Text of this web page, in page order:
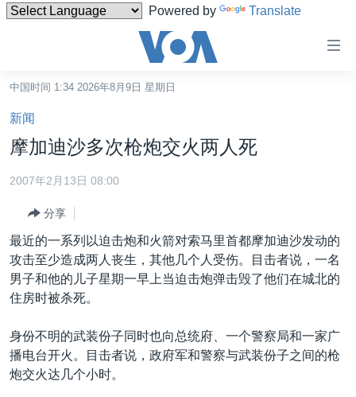
Powered by Translate
碍
链
接
跳
转
容
转
跳
转
港澳
国际
最新国际新闻
印太
中东
欧洲
分类新闻
经济·金融·贸易
人权·法律·宗教
科教·文娱·体健
美中关系
热点专题
白宫要闻
VOA视频
中国时间 1:34 2026年8月9日 星期日
新闻
摩加迪沙多次枪炮交火两人死
2007年2月13日 08:00
分享
最近的一系列以迫击炮和火箭对索马里首都摩加迪沙发动的
攻击至少造成两人丧生，其他几个人受伤。目击者说，一名
男子和他的儿子星期一早上当迫击炮弹击毁了他们在城北的
住房时被杀死。
身份不明的武装份子同时也向总统府、一个警察局和一家广
播电台开火。目击者说，政府军和警察与武装份子之间的枪
炮交火达几个小时。